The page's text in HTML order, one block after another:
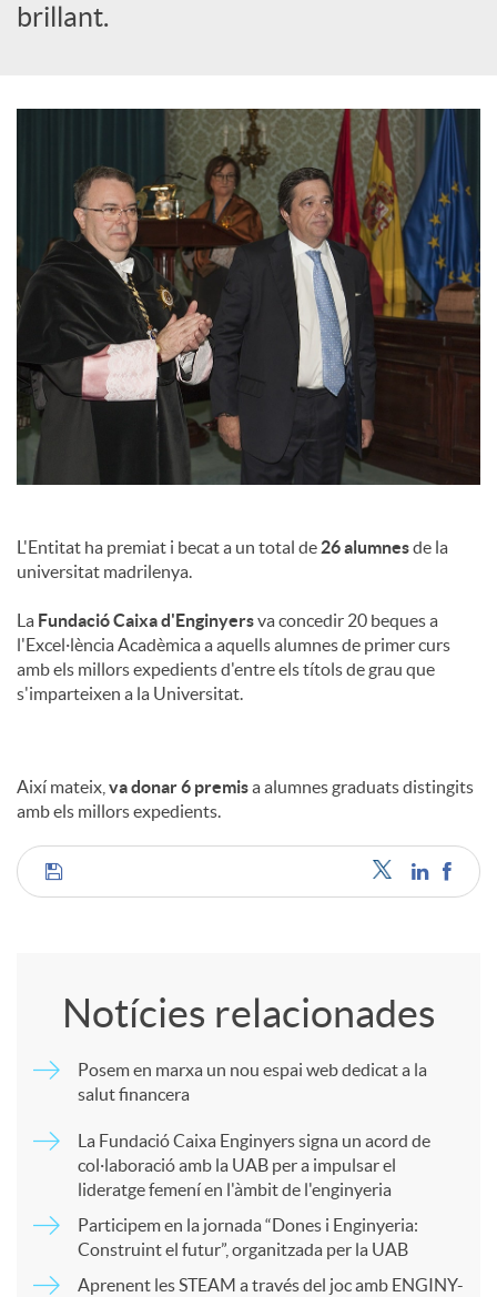
o
c
a
l
s
brillant.
L'Entitat ha premiat i becat a un total de 26 alumnesde la
universitat madrilenya.
La Fundació Caixa d'Enginyersva concedir 20 beques a
l'Excel·lència Acadèmica a aquells alumnes de primer curs
amb els millors expedients d'entre els títols de grau que
s'imparteixen a la Universitat.
Així mateix, va donar 6 premisa alumnes graduats distingits
amb els millors expedients.
C
m
Notícies relacionades
Posem en marxa un nou espai web dedicat a la
salut financera
La Fundació Caixa Enginyers signa un acord de
col·laboració amb la UAB per a impulsar el
lideratge femení en l'àmbit de l'enginyeria
Participem en la jornada “Dones i Enginyeria:
Construint el futur”, organitzada per la UAB
Aprenent les STEAM a través del joc amb ENGINY-